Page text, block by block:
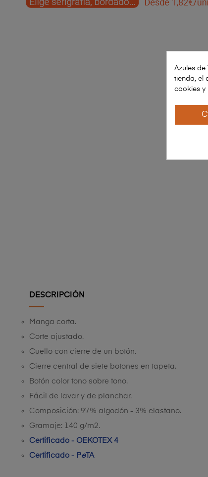
DESCRIPCIÓN
Manga corta.
Corte ajustado.
Cuello con cierre de un botón.
Cierre central de siete botones en tapeta.
Botón color tono sobre tono.
Fácil de lavar y de planchar.
Composición: 97% algodón - 3% elastano.
Gramaje: 140 g/m2.
Certificado - OEKOTEX 4
Certificado - PeTA
Azules
tienda, el
cookies y